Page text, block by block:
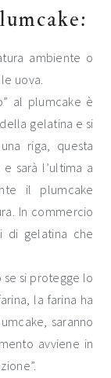
ambiente o
uova.
al plumcake è
gelatina e si
riga, questa
sarà l’ultima a
il plumcake
In commercio
di gelatina che
si protegge lo
la farina ha
saranno
avviene in